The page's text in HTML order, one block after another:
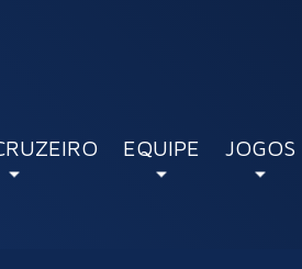
EQUIPE JOGOS